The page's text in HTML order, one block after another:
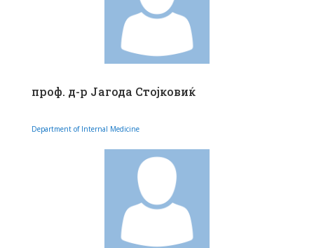
проф. д-р Јагода Стојковиќ
Department of Internal Medicine